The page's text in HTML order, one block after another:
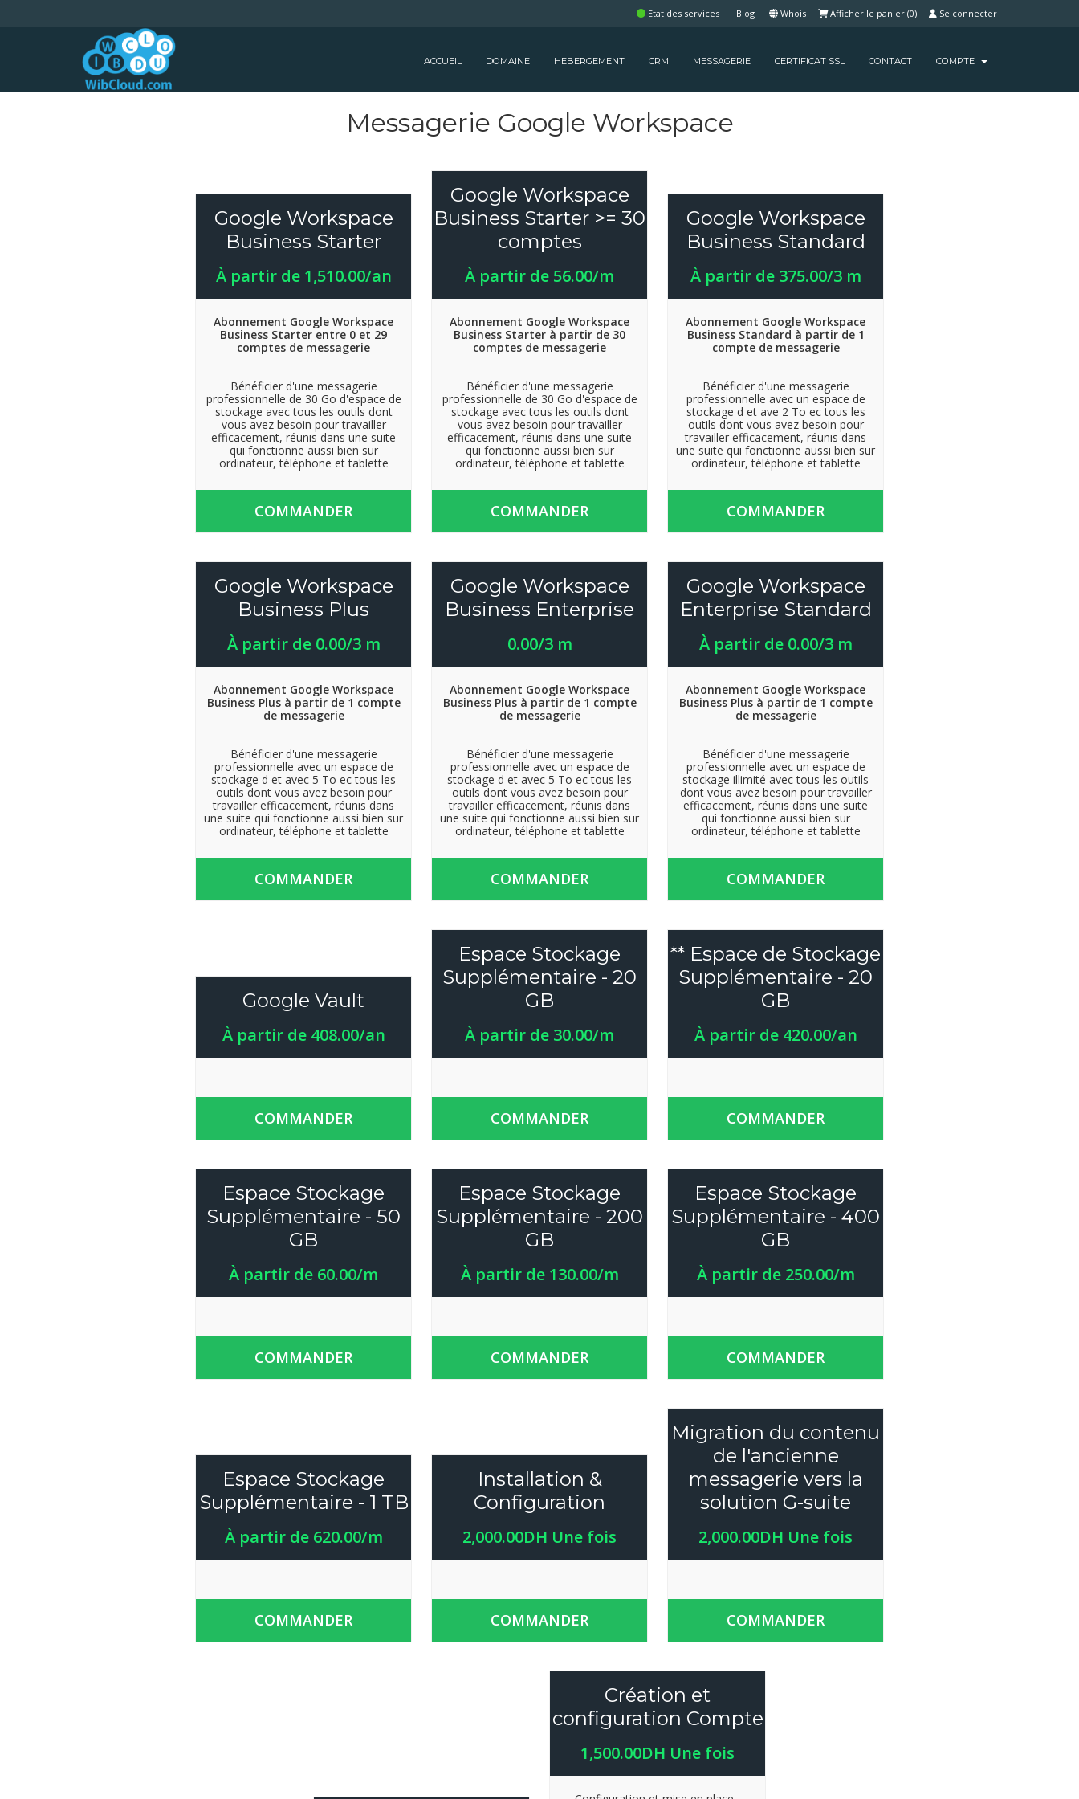
Etat des services Blog Whois Se connecter
Afficher le panier (0)
ACCUEIL DOMAINE HEBERGEMENT CRM MESSAGERIE CERTIFICAT SSL CONTACT COMPTE
Messagerie Google Workspace
Google Workspace
Business Starter
À partir de 1,510.00/an
Abonnement Google Workspace
Business Starter entre 0 et 29
comptes de messagerie
Bénéficier d'une messagerie
professionnelle de 30 Go d'espace de
stockage avec tous les outils dont
vous avez besoin pour travailler
efficacement, réunis dans une suite
qui fonctionne aussi bien sur
ordinateur, téléphone et tablette
COMMANDER
Google Workspace
Business Starter >= 30
comptes
À partir de 56.00/m
Abonnement Google Workspace
Business Starter à partir de 30
comptes de messagerie
Bénéficier d'une messagerie
professionnelle de 30 Go d'espace de
stockage avec tous les outils dont
vous avez besoin pour travailler
efficacement, réunis dans une suite
qui fonctionne aussi bien sur
ordinateur, téléphone et tablette
COMMANDER
Google Workspace
Business Standard
À partir de 375.00/3 m
Abonnement Google Workspace
Business Standard à partir de 1
compte de messagerie
Bénéficier d'une messagerie
professionnelle avec un espace de
stockage d et ave 2 To ec tous les
outils dont vous avez besoin pour
travailler efficacement, réunis dans
une suite qui fonctionne aussi bien sur
ordinateur, téléphone et tablette
COMMANDER
Google Workspace
Business Plus
À partir de 0.00/3 m
Abonnement Google Workspace
Business Plus à partir de 1 compte
de messagerie
Bénéficier d'une messagerie
professionnelle avec un espace de
stockage d et avec 5 To ec tous les
outils dont vous avez besoin pour
travailler efficacement, réunis dans
une suite qui fonctionne aussi bien sur
ordinateur, téléphone et tablette
COMMANDER
Google Workspace
Business Enterprise
0.00/3 m
Abonnement Google Workspace
Business Plus à partir de 1 compte
de messagerie
Bénéficier d'une messagerie
professionnelle avec un espace de
stockage d et avec 5 To ec tous les
outils dont vous avez besoin pour
travailler efficacement, réunis dans
une suite qui fonctionne aussi bien sur
ordinateur, téléphone et tablette
COMMANDER
Google Workspace
Enterprise Standard
À partir de 0.00/3 m
Abonnement Google Workspace
Business Plus à partir de 1 compte
de messagerie
Bénéficier d'une messagerie
professionnelle avec un espace de
stockage illimité avec tous les outils
dont vous avez besoin pour travailler
efficacement, réunis dans une suite
qui fonctionne aussi bien sur
ordinateur, téléphone et tablette
COMMANDER
Google Vault
À partir de 408.00/an
COMMANDER
Espace Stockage
Supplémentaire - 20
GB
À partir de 30.00/m
COMMANDER
** Espace de Stockage
Supplémentaire - 20
GB
À partir de 420.00/an
COMMANDER
Espace Stockage
Supplémentaire - 50
GB
À partir de 60.00/m
COMMANDER
Espace Stockage
Supplémentaire - 200
GB
À partir de 130.00/m
COMMANDER
Espace Stockage
Supplémentaire - 400
GB
À partir de 250.00/m
COMMANDER
Espace Stockage
Supplémentaire - 1 TB
À partir de 620.00/m
COMMANDER
Installation &
Configuration
2,000.00DH Une fois
COMMANDER
Migration du contenu
de l'ancienne
messagerie vers la
solution G-suite
2,000.00DH Une fois
COMMANDER
Création et
configuration Compte
1,500.00DH Une fois